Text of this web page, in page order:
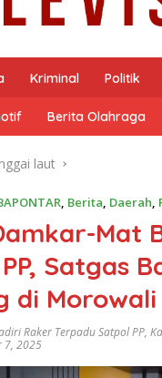
Kriminal Politik
Berita Olahraga
laut
, Berita, Daerah,
Mat
Satgas
di Morowali
Raker Terpadu Satpol PP,
7, 2025